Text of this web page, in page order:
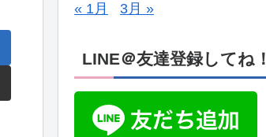
« 1月 3月 »
LINE＠友達登録してね！